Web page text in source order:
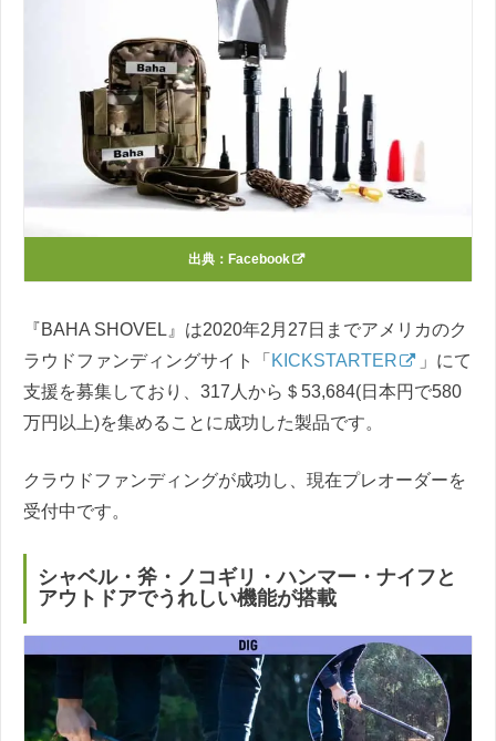
出典： Facebook
『BAHA SHOVEL』は2020年2月27日までアメリカのク
ラウドファンディングサイト「 KICKSTARTER
」にて
支援を募集しており、317人から＄53,684(日本円で580
万円以上)を集めることに成功した製品です。
クラウドファンディングが成功し、現在プレオーダーを
受付中です。
シャベル・斧・ノコギリ・ハンマー・ナイフと
アウトドアでうれしい機能が搭載